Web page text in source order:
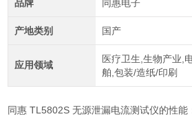
品牌 同惠电子
产地类别 国产
应用领域
医疗卫生,生物产业,
舶,包装/造纸/印刷
同惠 TL5802S 无源泄漏电流测试仪的性能